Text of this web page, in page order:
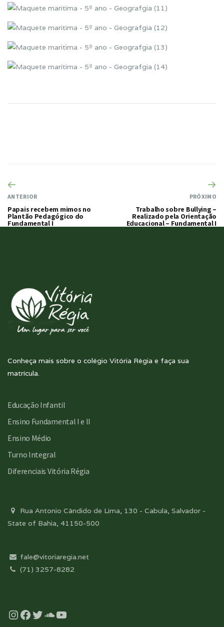
ANTERIOR
Papais recebem mimos no
Plantão Pedagógico do
Fundamental I
PRÓXIMO
Trabalho sobre Bullying –
Realizado pela Orientação
Educacional – Fundamental I
Conheça mais sobre o colégio Vitória Régia e faça sua
matrícula.
Educação Infantil
Ensino Fundamental I e II
Ensino Médio
Turno Integral
Diferenciais Vitória Régia
Rua Antonio Cândido de Lima, 130 - Cabula, Salvador -
State of Bahia, 41150-500
fale@vitoriaregia.net
(71) 3257-8282
Instagram
Facebook
Twitter
Soundcloud
YouTube